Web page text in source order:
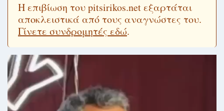
Μόνο για συνδρομητές
Log in
Η επιβίωση του pitsirikos.net εξαρτάται
αποκλειστικά από τους αναγνώστες του.
Γίνετε συνδρομητές εδώ.
Πρόγραμμα
Αναπαραγωγής
Βίντεο